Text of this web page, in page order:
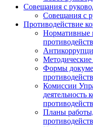
Совещания с
Совещания с
Противодействие
Нормативные
Формы
Комиссии
деятельность
Планы